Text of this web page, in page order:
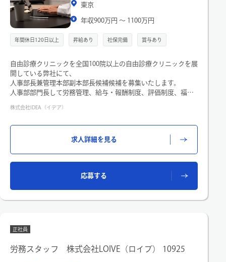
東京
年収900万円 〜 1100万円
年間休日120日以上 昇給あり 社保完備 賞与あり
自由診療クリニックを全国100院以上の自由診療クリニックを展
開している弊社にて、
人事部長兼管理本部副本部長候補候補を募集いたします。
人事部部門長して労務管理、給与・報酬制度、評価制度、福利
メントをお任せします。
・部門マネジメント（方向性の選定～課題対峙）
画、人件費管理など全般）
・タレントマネジメント
株式会社IDEA（イデア）
求人詳細を見る
応募する
正社員
労務スタッフ 株式会社LOIVE（ロイブ） 10925